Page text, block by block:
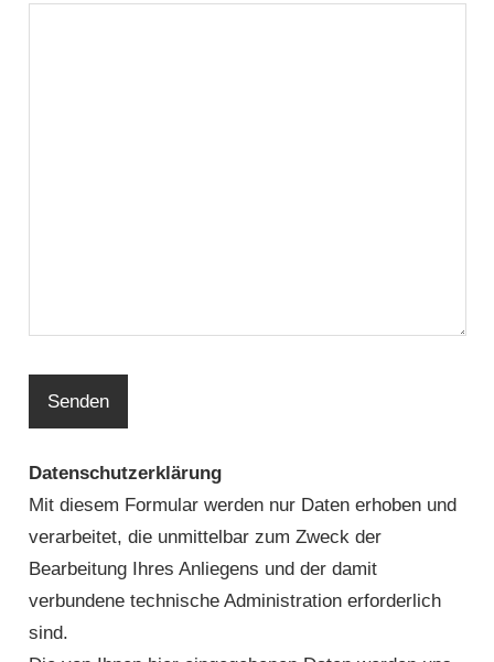
Datenschutzerklärung
Mit diesem Formular werden nur Daten erhoben und
verarbeitet, die unmittelbar zum Zweck der
Bearbeitung Ihres Anliegens und der damit
verbundene technische Administration erforderlich
sind.